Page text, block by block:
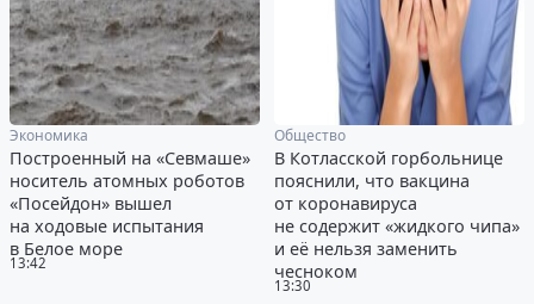
13:42
Экономика
Построенный на «Севмаше»
носитель атомных роботов
«Посейдон» вышел
на ходовые испытания
в Белое море
13:30
Общество
В Котласской горбольнице
пояснили, что вакцина
от коронавируса
не содержит «жидкого чипа»
и её нельзя заменить
чесноком